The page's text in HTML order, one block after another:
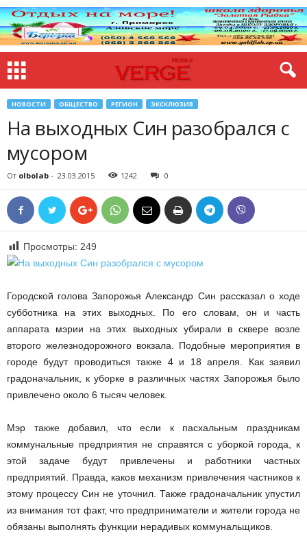
НОВОСТИ ОБЩЕСТВО РЕГИОН ЭКСКЛЮЗИВ
На выходных Син разобрался с
мусором
От olbolab - 23.03.2015 1242 0
Просмотры: 249
Городской голова Запорожья Александр Син рассказал о ходе
субботника на этих выходных. По его словам, он и часть
аппарата мэрии на этих выходных убирали в сквере возле
второго железнодорожного вокзала. Подобные мероприятия в
городе будут проводиться также 4 и 18 апреля. Как заявил
градоначальник, к уборке в различных частях Запорожья было
привлечено около 6 тысяч человек.
Мэр также добавил, что если к пасхальным праздникам
коммунальные предприятия не справятся с уборкой города, к
этой задаче будут привлечены и работники частных
предприятий. Правда, каков механизм привлечения частников к
этому процессу Син не уточнил. Также градоначальник упустил
из внимания тот факт, что предприниматели и жители города не
обязаны выполнять функции нерадивых коммунальщиков.